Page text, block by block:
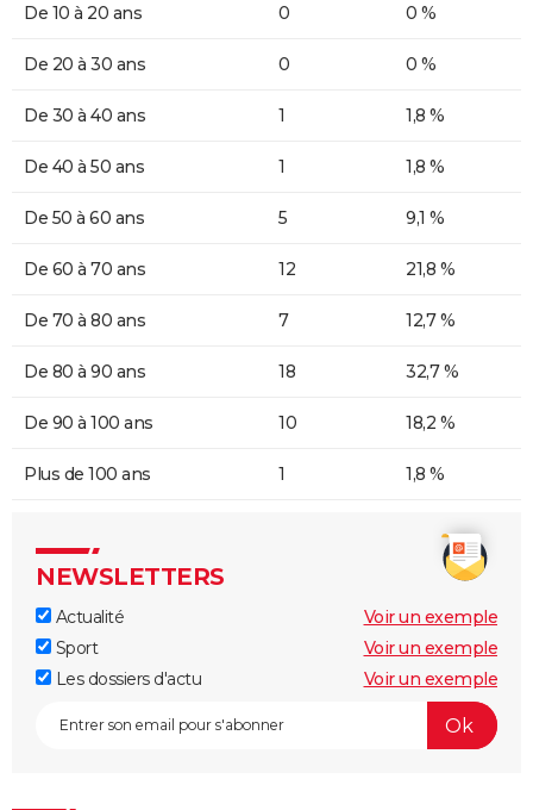
De 10 à 20 ans 0 0 %
De 20 à 30 ans 0 0 %
De 30 à 40 ans 1 1,8 %
De 40 à 50 ans 1 1,8 %
De 50 à 60 ans 5 9,1 %
De 60 à 70 ans 12 21,8 %
De 70 à 80 ans 7 12,7 %
De 80 à 90 ans 18 32,7 %
De 90 à 100 ans 10 18,2 %
Plus de 100 ans 1 1,8 %
NEWSLETTERS
Actualité
Voir un exemple
Sport
Voir un exemple
Les dossiers d'actu
Voir un exemple